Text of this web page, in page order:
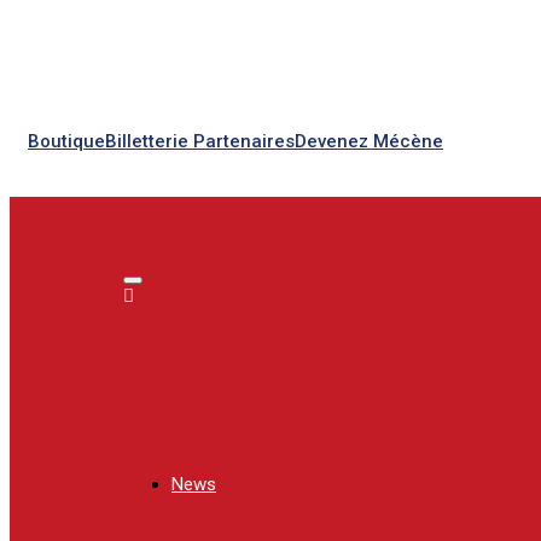
BoutiqueBilletterie PartenairesDevenez Mécène
Toggle navigation
News